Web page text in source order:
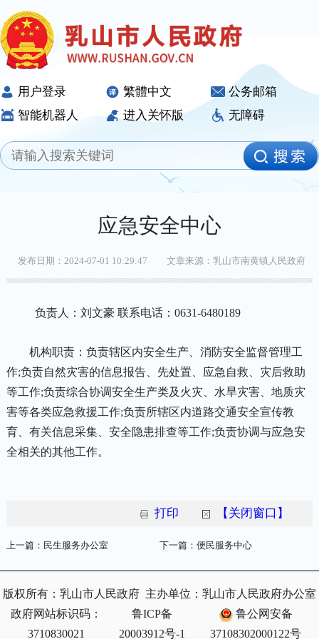
用户登录 繁體中文
公务邮箱
智能机器人
进入关怀版 无障碍
应急安全中心
发布日期：2024-07-01 10:29:47 文章来源：乳山市南黄镇人民政府
负责人：刘文豪 联系电话：0631-6480189
机构职责：负责辖区内安全生产、消防安全监督管理工
作;负责自然灾害的信息报告、先处置、应急自救、灾后救助
等工作;负责综合协调安全生产类及火灾、水旱灾害、地质灾
害等各类应急救援工作;负责所辖区内道路交通安全宣传教
育、有关信息采集、安全隐患排查等工作;负责协调与应急安
全相关的其他工作。
打印 【关闭窗口】
上一篇： 民生服务办公室 下一篇： 便民服务中心
版权所有：乳山市人民政府 主办单位：乳山市人民政府办公室
政府网站标识码：
3710830021
鲁ICP备
20003912号-1
鲁公网安备
37108302000122号